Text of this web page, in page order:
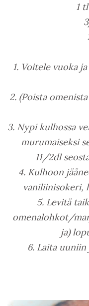
1
1. Voitele vuoka
2. (Poista
3. Nypi kulhossa
murumaiseksi
11/2dl
4. Kulhoon
vaniliinisokeri,
5. Levitä
omenalohkot/
ja)
6. Laita uuniin